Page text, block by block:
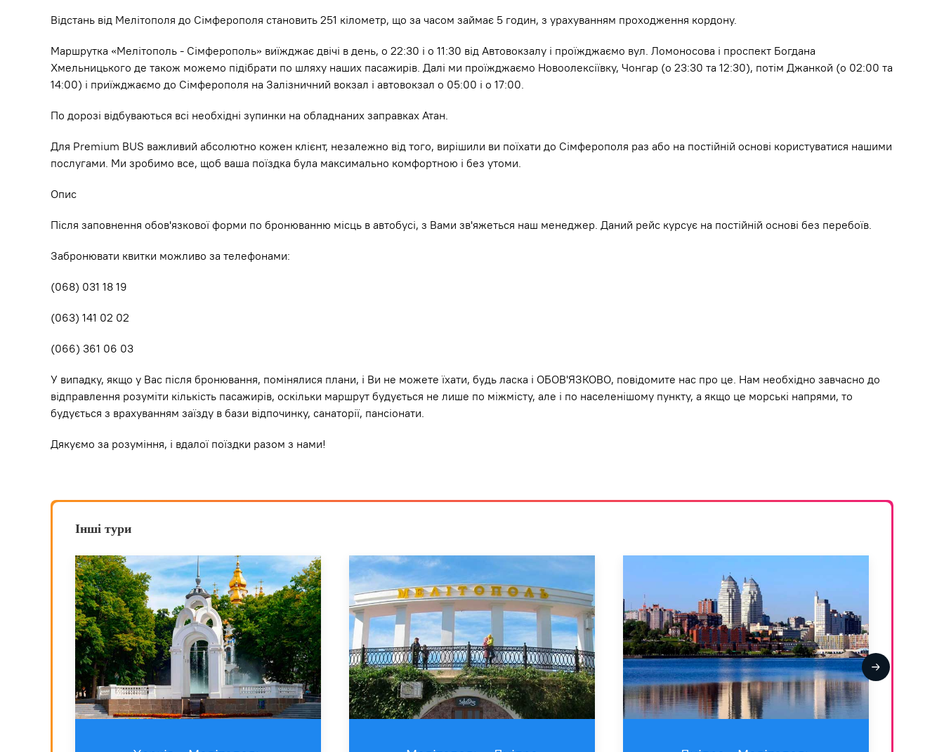
Відстань від Мелітополя до Сімферополя становить 251 кілометр, що за часом займає 5 годин, з урахуванням проходження кордону.
Маршрутка «Мелітополь - Сімферополь» виїжджає двічі в день, о 22:30 і о 11:30 від Автовокзалу і проїжджаємо вул. Ломоносова і проспект Богдана
Хмельницького де також можемо підібрати по шляху наших пасажирів. Далі ми проїжджаємо Новоолексіївку, Чонгар (о 23:30 та 12:30), потім Джанкой (о 02:00 та
14:00) і приїжджаємо до Сімферополя на Залізничний вокзал і автовокзал о 05:00 і о 17:00.
По дорозі відбуваються всі необхідні зупинки на обладнаних заправках Атан.
Для Premium BUS важливий абсолютно кожен клієнт, незалежно від того, вирішили ви поїхати до Сімферополя раз або на постійній основі користуватися нашими
послугами. Ми зробимо все, щоб ваша поїздка була максимально комфортною і без утоми.
Опис
Після заповнення обов'язкової форми по бронюванню місць в автобусі, з Вами зв'яжеться наш менеджер. Даний рейс курсує на постійній основі без перебоїв.
Забронювати квитки можливо за телефонами:
(068) 031 18 19
(063) 141 02 02
(066) 361 06 03
У випадку, якщо у Вас після бронювання, помінялися плани, і Ви не можете їхати, будь ласка і ОБОВ'ЯЗКОВО, повідомите нас про це. Нам необхідно завчасно до
відправлення розуміти кількість пасажирів, оскільки маршрут будується не лише по мiжмiсту, але і по населенішому пункту, а якщо це морські напрями, то
будується з врахуванням заїзду в бази відпочинку, санаторії, пансіонати.
Дякуємо за розуміння, і вдалої поїздки разом з нами!
Інші тури